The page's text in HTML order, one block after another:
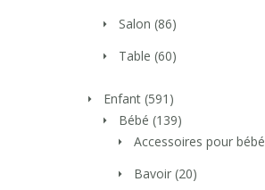
Salon (86)
Table (60)
Enfant (591)
Bébé (139)
Accessoires pour bébé
Bavoir (20)